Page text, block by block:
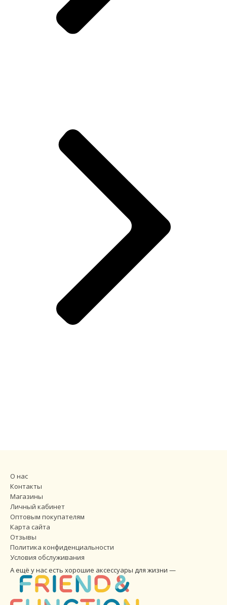
О нас
Контакты
Магазины
Личный кабинет
Оптовым покупателям
Карта сайта
Отзывы
Политика конфиденциальности
Условия обслуживания
А ещё у нас есть хорошие аксессуары для жизни —